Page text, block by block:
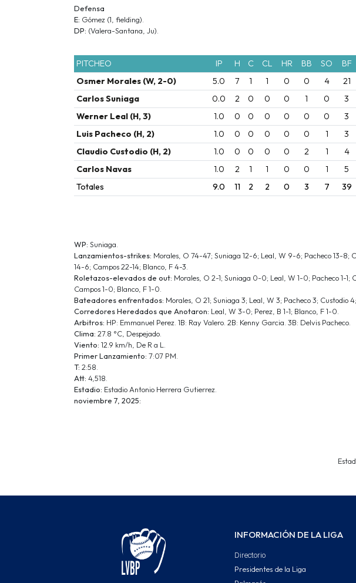
Defensa
E: Gómez (1, fielding).
DP: (Valera-Santana, Ju).
PITCHEO IP H C CL HR BB SO BF
Osmer Morales (W, 2-0)
5.0 7 1 1 0 0 4 21
Carlos Suniaga
0.0 2 0 0 0 1 0 3
Werner Leal (H, 3)
1.0 0 0 0 0 0 0 3
Luis Pacheco (H, 2)
1.0 0 0 0 0 0 1 3
Claudio Custodio (H, 2)
1.0 0 0 0 0 2 1 4
Carlos Navas
1.0 2 1 1 0 0 1 5
Totales
9.0 11 2 2 0 3 7 39
WP: Suniaga.
Lanzamientos-strikes: Morales, O 74-47; Suniaga 12-6; Leal, W 9-6; Pacheco 13-8;
14-6; Campos 22-14; Blanco, F 4-3.
Roletazos-elevados de out: Morales, O 2-1; Suniaga 0-0; Leal, W 1-0; Pacheco 1-
Campos 1-0; Blanco, F 1-0.
Bateadores enfrentados: Morales, O 21; Suniaga 3; Leal, W 3; Pacheco 3; Custodio
Corredores Heredados que Anotaron: Leal, W 3-0; Perez, B 1-1; Blanco, F 1-0.
Arbitros: HP: Emmanuel Perez. 1B: Ray Valero. 2B: Kenny Garcia. 3B: Delvis Pacheco.
Clima: 27.8 °C, Despejado.
Viento: 12.9 km/h, De R a L.
Primer Lanzamiento: 7:07 PM.
T: 2:58.
Att: 4,518.
Estadio: Estadio Antonio Herrera Gutierrez.
noviembre 7, 2025:
INFORMACIÓN DE LA LIGA
Directorio
Presidentes de la Liga